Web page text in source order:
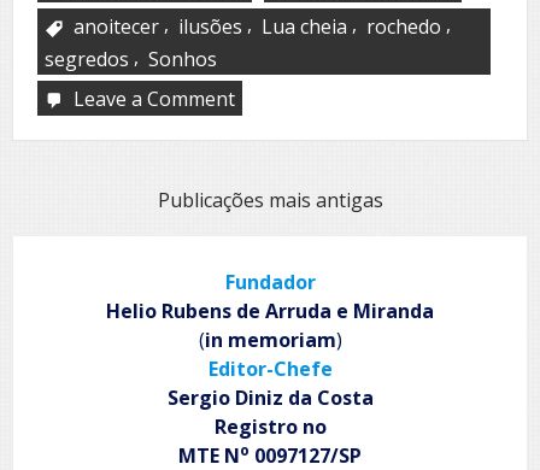
anoitecer , ilusões , Lua cheia , rochedo ,
segredos , Sonhos
Leave a Commenton
cheia
penedo
NavegaçãoPublicações mais antigas
Fundador
Helio Rubens de Arruda e Miranda
(in memoriam)
Editor-Chefe
Sergio Diniz da Costa
Registro no
MTE No 0097127/SP